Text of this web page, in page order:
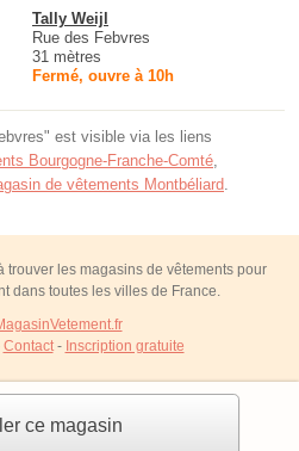
ce magasin
Tally Weijl
Rue des Febvres
31 mètres
Fermé, ouvre à 10h
est visible via les liens
Bourgogne-Franche-Comté,
de vêtements Montbéliard.
trouver les magasins de vêtements pour
dans toutes les villes de France.
Contact- Inscription gratuite